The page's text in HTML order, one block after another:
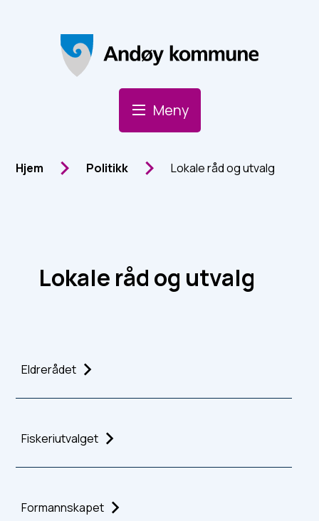
Andøy Kommune
Meny
Du er her:
Hjem Politikk Lokale råd og utvalg
Lokale råd og utvalg
Eldrerådet
Fiskeriutvalget
Formannskapet